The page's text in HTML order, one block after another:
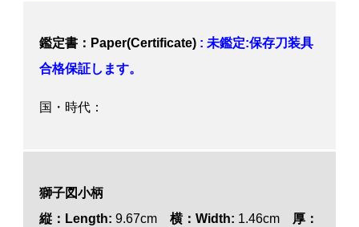
鑑定書：Paper(Certificate) : 未鑑定:保存刀装具
合格保証します。
国・時代：
獅子図小柄
縦：Length: 9.67cm 横：Width: 1.46cm 厚：